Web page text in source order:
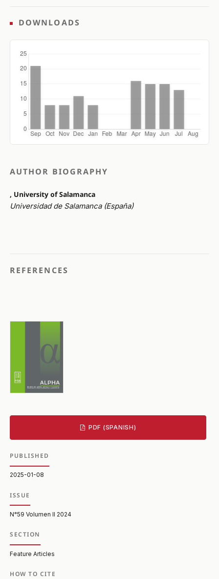
DOWNLOADS
AUTHOR BIOGRAPHY
, University of Salamanca
Universidad de Salamanca (España)
REFERENCES
PDF (SPANISH)
PUBLISHED
2025-01-08
ISSUE
N°59 Volumen II 2024
SECTION
Feature Articles
HOW TO CITE